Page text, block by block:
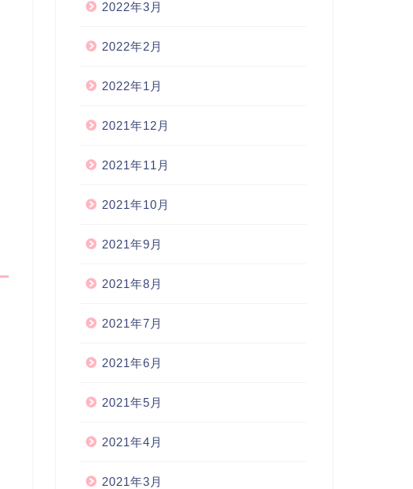
2022年3月
2022年2月
2022年1月
2021年12月
2021年11月
2021年10月
2021年9月
2021年8月
2021年7月
2021年6月
2021年5月
2021年4月
2021年3月